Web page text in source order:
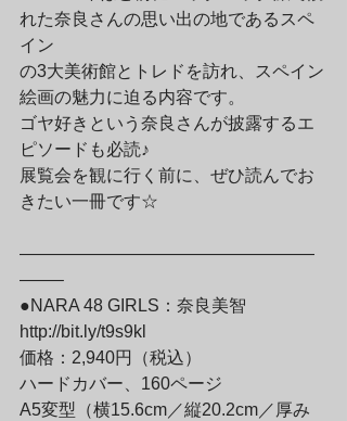
れた奈良さんの思い出の地であるスペ
イン
の3大美術館とトレドを訪れ、スペイン
絵画の魅力に迫る内容です。
ゴヤ好きという奈良さんが披露するエ
ピソードも必読♪
展覧会を観に行く前に、ぜひ読んでお
きたい一冊です☆
—————————————————
——–
●NARA 48 GIRLS：奈良美智
http://bit.ly/t9s9kl
価格：2,940円（税込）
ハードカバー、160ページ
A5変型（横15.6cm／縦20.2cm／厚み